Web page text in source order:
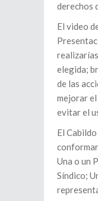
derechos
El video
elegida;
de las
mejorar el
evitar el
El
Una o un
Síndico;